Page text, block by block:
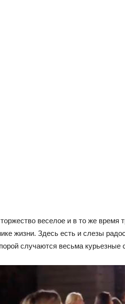
веселое и в то же время
жизни. Здесь есть и слезы
случаются весьма курьезные